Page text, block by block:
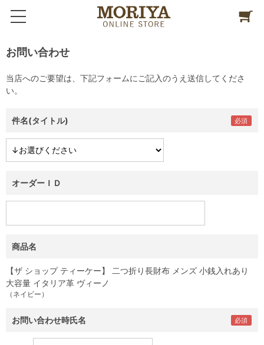
お問い合わせ
当店へのご要望は、下記フォームにご記入のうえ送信してくださ
い。
件名(タイトル)
オーダーＩＤ
商品名
【ザ ショップ ティーケー】 二つ折り長財布 メンズ 小銭入れあり
大容量 イタリア革 ヴィーノ
（ネイビー）
お問い合わせ時氏名